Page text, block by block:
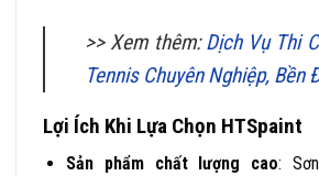
>> Xem thêm:Dịch Vụ Thi
Tennis Chuyên Nghiệp, Bền
Lợi Ích Khi Lựa Chọn HTSpaint
Sản phẩm chất lượng cao: